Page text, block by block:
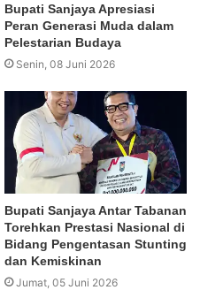
Bupati Sanjaya Apresiasi
Peran Generasi Muda dalam
Pelestarian Budaya
Senin, 08 Juni 2026
Bupati Sanjaya Antar Tabanan
Torehkan Prestasi Nasional di
Bidang Pengentasan Stunting
dan Kemiskinan
Jumat, 05 Juni 2026